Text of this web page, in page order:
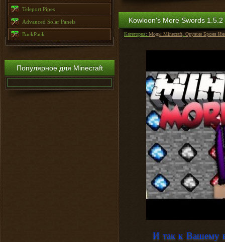
Teleport Pipes
Advanced Solar Panels
BackPack
Популярное для Minecraft
Kowloon's More Swords 1.5.2
Категория: Моды Minecraft Оружие Броня
И так к Вашему